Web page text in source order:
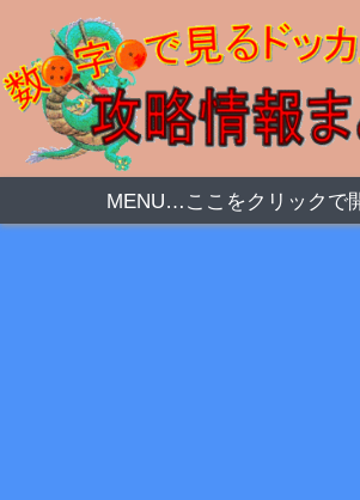
MENU…ここをクリックで